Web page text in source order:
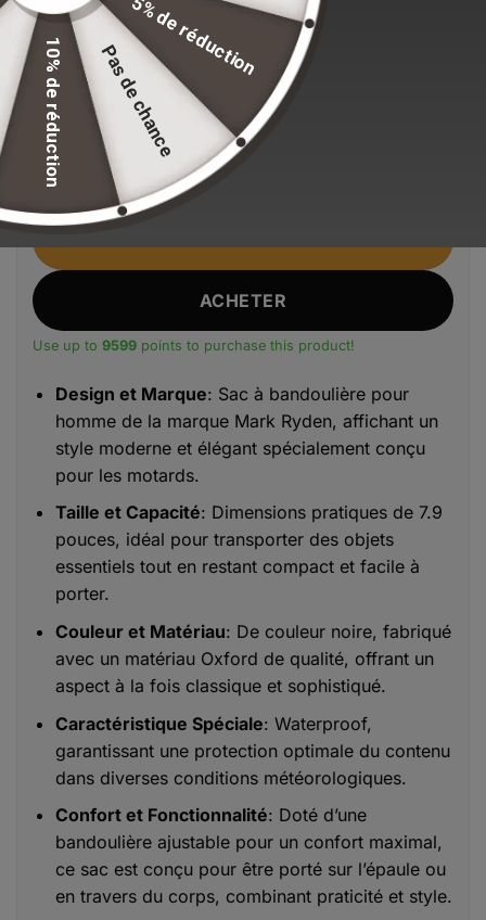
Stock volontairement limité pour maintenir nos
standards de qualité.
En stock
quantité de Sacoche Bandoulière Homme MR8518 - MARK
ACHETER
Use up to 9599 points to purchase this product!
Alternative:
Design et Marque: Sac à bandoulière pour
homme de la marque Mark Ryden, affichant un
style moderne et élégant spécialement conçu
pour les motards.
Taille et Capacité: Dimensions pratiques de 7.9
pouces, idéal pour transporter des objets
essentiels tout en restant compact et facile à
porter.
Couleur et Matériau: De couleur noire, fabriqué
avec un matériau Oxford de qualité, offrant un
aspect à la fois classique et sophistiqué.
Caractéristique Spéciale: Waterproof,
garantissant une protection optimale du contenu
dans diverses conditions météorologiques.
Confort et Fonctionnalité: Doté d’une
bandoulière ajustable pour un confort maximal,
ce sac est conçu pour être porté sur l’épaule ou
en travers du corps, combinant praticité et style.
5% de réduction
Pas de chance
10% de réduction